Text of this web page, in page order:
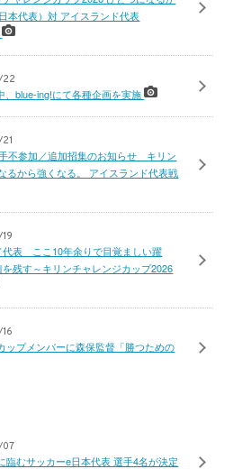
本代表）対 アイスランド代表
blue-ing!にて各種企画を実施
不参加／追加招集のお知らせ キリン
るから強くなる。 アイスランド代表戦
代表 ここ10年余りで目覚ましい躍
残す～キリンチャレンジカップ2026
ップメンバーに森保監督「勝つための
臨むサッカーe日本代表 選手4名が決定